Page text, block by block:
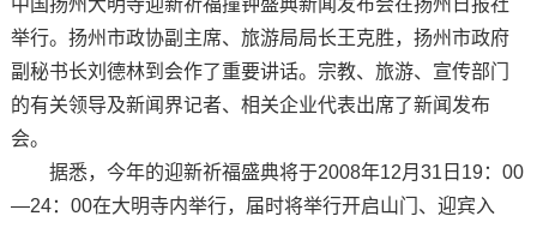
中国扬州大明寺迎新祈福撞钟盛典新闻发布会在扬州日报社
举行。扬州市政协副主席、旅游局局长王克胜，扬州市政府
副秘书长刘德林到会作了重要讲话。宗教、旅游、宣传部门
的有关领导及新闻界记者、相关企业代表出席了新闻发布
会。
据悉，今年的迎新祈福盛典将于2008年12月31日19：00
—24：00在大明寺内举行，届时将举行开启山门、迎宾入